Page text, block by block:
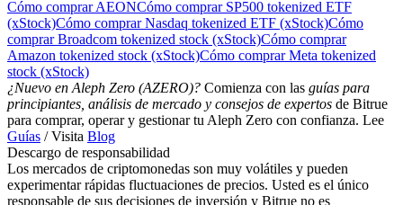
Cómo comprar AEONCómo comprar SP500 tokenized ETF
(xStock)Cómo comprar Nasdaq tokenized ETF (xStock)Cómo
comprar Broadcom tokenized stock (xStock)Cómo comprar
Amazon tokenized stock (xStock)Cómo comprar Meta tokenized
stock (xStock)
¿Nuevo en Aleph Zero (AZERO)? Comienza con las guías para
principiantes, análisis de mercado y consejos de expertos de Bitrue
para comprar, operar y gestionar tu Aleph Zero con confianza. Lee
Guías / Visita Blog
Descargo de responsabilidad
Los mercados de criptomonedas son muy volátiles y pueden
experimentar rápidas fluctuaciones de precios. Usted es el único
responsable de sus decisiones de inversión y Bitrue no es